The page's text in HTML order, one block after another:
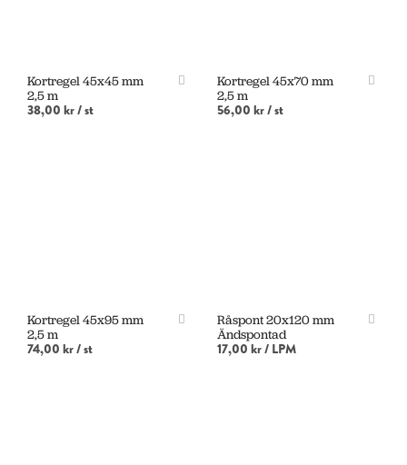
Kortregel 45x45 mm
2,5 m
38,00 kr/ st
Kortregel 45x70 mm
2,5 m
56,00 kr/ st
Kortregel 45x95 mm
2,5 m
74,00 kr/ st
Råspont 20x120 mm
Ändspontad
17,00 kr/ LPM